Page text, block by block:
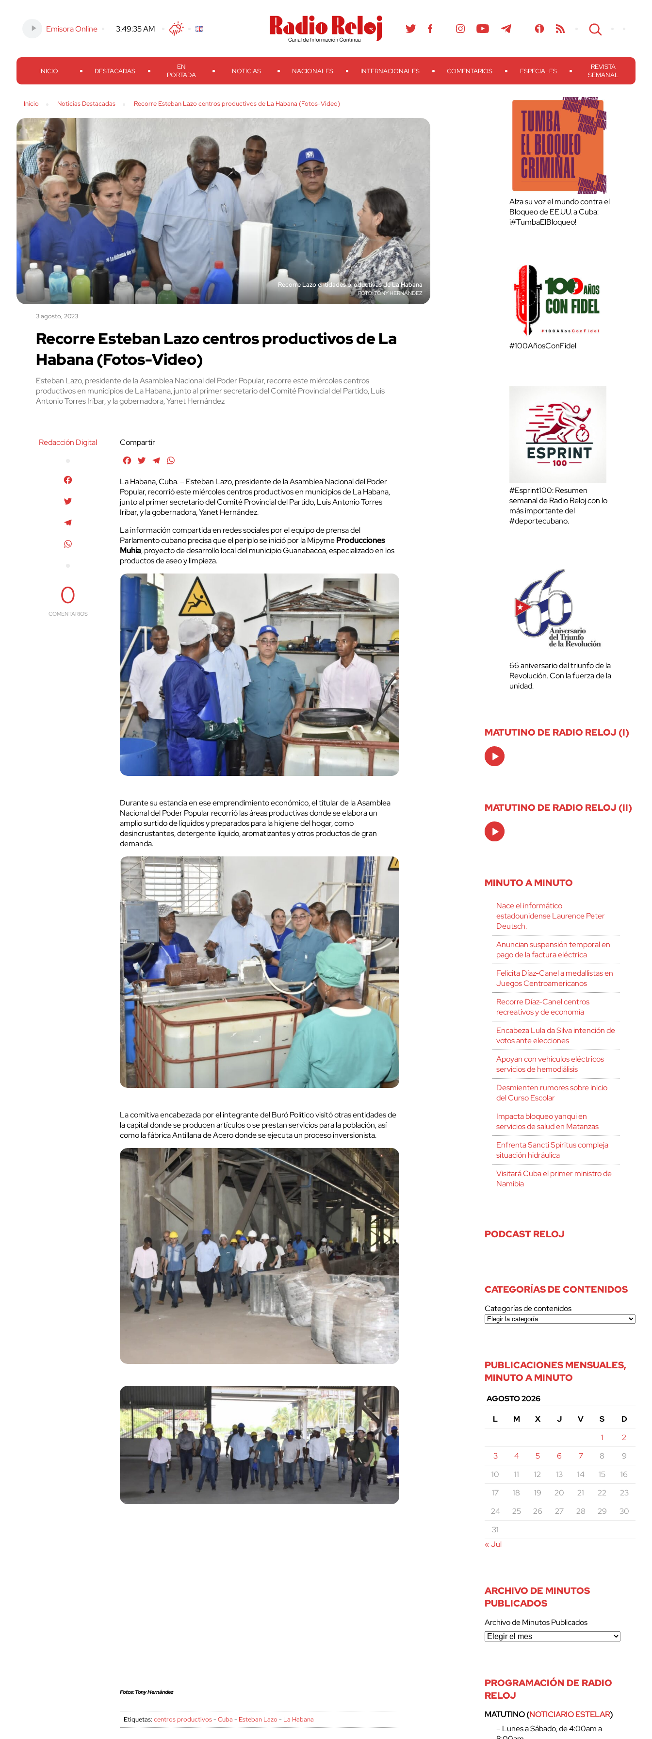
Emisora Online -3:49:37 AM TwitterFacebook
Threads
Instagram TelegramTeveo Ivoox RSS Search
INICIO DESTACADAS
EN
PORTADA
NOTICIAS NACIONALES INTERNACIONALES COMENTARIOS ESPECIALES
REVISTA
SEMANAL
Inicio Noticias Destacadas Recorre Esteban Lazo centros productivos de La Habana (Fotos-Video)
Recorre Lazo entidades productivas de La Habana
TONY HERNÁNDEZ
3 agosto, 2023
Recorre Esteban Lazo centros productivos de La
Habana (Fotos-Video)
Esteban Lazo, presidente de la Asamblea Nacional del Poder Popular, recorre este miércoles centros
productivos en municipios de La Habana, junto al primer secretario del Comité Provincial del Partido, Luis
Antonio Torres Iríbar, y la gobernadora, Yanet Hernández
Redacción Digital
0
COMENTARIOS
Compartir
FacebookTwitterTelegram
La Habana, Cuba. – Esteban Lazo, presidente de la Asamblea Nacional del Poder
Popular, recorrió este miércoles centros productivos en municipios de La Habana,
junto al primer secretario del Comité Provincial del Partido, Luis Antonio Torres
Iríbar, y la gobernadora, Yanet Hernández.
La información compartida en redes sociales por el equipo de prensa del
Parlamento cubano precisa que el periplo se inició por la MipymeProducciones
Muhia, proyecto de desarrollo local del municipio Guanabacoa, especializado en los
productos de aseo y limpieza.
Durante su estancia en ese emprendimiento económico, el titular de la Asamblea
Nacional del Poder Popular recorrió las áreas productivas donde se elabora un
amplio surtido de líquidos y preparados para la higiene del hogar, como
desincrustantes, detergente líquido, aromatizantes y otros productos de gran
demanda.
La comitiva encabezada por el integrante del Buró Político visitó otras entidades de
la capital donde se producen artículos o se prestan servicios para la población, así
como la fábrica Antillana de Acero donde se ejecuta un proceso inversionista.
Fotos: Tony Hernández
Etiquetas:centros productivos-Cuba - Esteban Lazo - La Habana
Alza su voz el mundo contra el
Bloqueo de EE.UU. a Cuba:
¡#TumbaElBloqueo!
#100AñosConFidel
#Esprint100: Resumen
semanal de Radio Reloj con lo
más importante del
#deportecubano.
66 aniversario del triunfo de la
Revolución. Con la fuerza de la
unidad.
MATUTINO DE RADIO RELOJ (I)
Audio
Player
MATUTINO DE RADIO RELOJ (II)
Audio
Player
MINUTO A MINUTO
Nace el informático
estadounidense Laurence Peter
Deutsch.
Anuncian suspensión temporal en
pago de la factura eléctrica
Felicita Díaz-Canel a medallistas en
Juegos Centroamericanos
Recorre Díaz-Canel centros
recreativos y de economía
Encabeza Lula da Silva intención de
votos ante elecciones
Apoyan con vehículos eléctricos
servicios de hemodiálisis
Desmienten rumores sobre inicio
del Curso Escolar
Impacta bloqueo yanqui en
servicios de salud en Matanzas
Enfrenta Sancti Spíritus compleja
situación hidráulica
Visitará Cuba el primer ministro de
Namibia
PODCAST RELOJ
CATEGORÍAS DE CONTENIDOS
Categorías de contenidos
PUBLICACIONES MENSUALES,
MINUTO A MINUTO
AGOSTO 2026
L
M X J V S
D
1
2
3
4 5 6 7 8
9
10
11 12 13 14 15
16
17
18 19 20 21 22
23
24
25 26 27 28 29
30
31
« Jul
ARCHIVO DE MINUTOS
PUBLICADOS
Archivo de Minutos Publicados
PROGRAMACIÓN DE RADIO
RELOJ
MATUTINO (NOTICIARIO ESTELAR)
– Lunes a Sábado, de 4:00am a